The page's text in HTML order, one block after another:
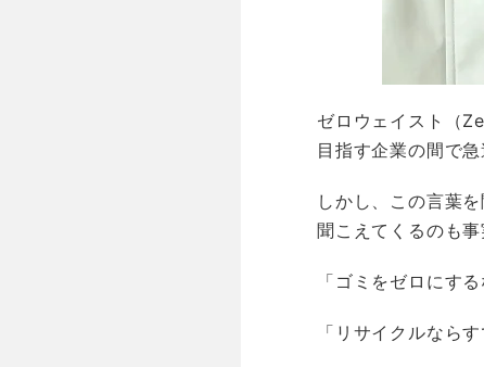
ゼロウェイスト（
目指す企業の間で
しかし、この言葉
聞こえてくるのも事
「ゴミをゼロにす
「リサイクルなら